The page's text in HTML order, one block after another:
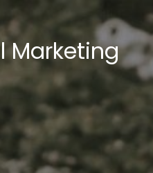
Marketing